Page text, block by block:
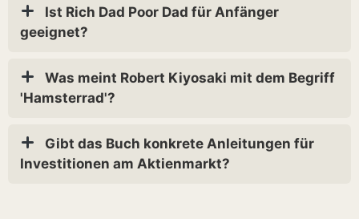
geeignet?
Was meint Robert Kiyosaki mit dem Begriff
'Hamsterrad'?
Investitionen am Aktienmarkt?